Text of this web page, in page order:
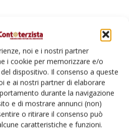
noi e i nostri partner
i cookie per memorizzare e/o
dispositivo. Il consenso a queste
e ai nostri partner di elaborare
durante la navigazione
e di mostrare annunci (non)
o ritirare il consenso può
caratteristiche e funzioni.
pneumatici
Twitter